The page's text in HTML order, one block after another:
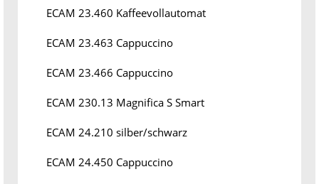
ECAM 23.460 Kaffeevollautomat
ECAM 23.463 Cappuccino
ECAM 23.466 Cappuccino
ECAM 230.13 Magnifica S Smart
ECAM 24.210 silber/schwarz
ECAM 24.450 Cappuccino